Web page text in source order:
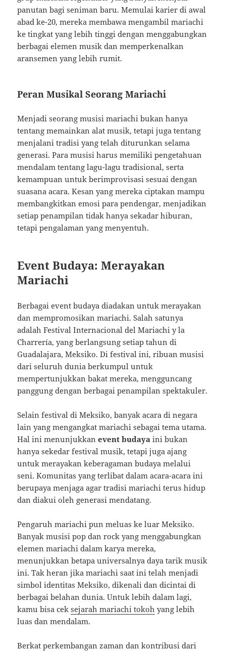
panutan bagi seniman baru. Memulai karier di awal
abad ke-20, mereka membawa mengambil mariachi
ke tingkat yang lebih tinggi dengan menggabungkan
berbagai elemen musik dan memperkenalkan
aransemen yang lebih rumit.
Peran Musikal Seorang Mariachi
Menjadi seorang musisi mariachi bukan hanya
tentang memainkan alat musik, tetapi juga tentang
menjalani tradisi yang telah diturunkan selama
generasi. Para musisi harus memiliki pengetahuan
mendalam tentang lagu-lagu tradisional, serta
kemampuan untuk berimprovisasi sesuai dengan
suasana acara. Kesan yang mereka ciptakan mampu
membangkitkan emosi para pendengar, menjadikan
setiap penampilan tidak hanya sekadar hiburan,
tetapi pengalaman yang menyentuh.
Event Budaya: Merayakan
Mariachi
Berbagai event budaya diadakan untuk merayakan
dan mempromosikan mariachi. Salah satunya
adalah Festival Internacional del Mariachi y la
Charrería, yang berlangsung setiap tahun di
Guadalajara, Meksiko. Di festival ini, ribuan musisi
dari seluruh dunia berkumpul untuk
mempertunjukkan bakat mereka, mengguncang
panggung dengan berbagai penampilan spektakuler.
Selain festival di Meksiko, banyak acara di negara
lain yang mengangkat mariachi sebagai tema utama.
Hal ini menunjukkanevent budaya ini bukan
hanya sekedar festival musik, tetapi juga ajang
untuk merayakan keberagaman budaya melalui
seni. Komunitas yang terlibat dalam acara-acara ini
berupaya menjaga agar tradisi mariachi terus hidup
dan diakui oleh generasi mendatang.
Pengaruh mariachi pun meluas ke luar Meksiko.
Banyak musisi pop dan rock yang menggabungkan
elemen mariachi dalam karya mereka,
menunjukkan betapa universalnya daya tarik musik
ini. Tak heran jika mariachi saat ini telah menjadi
simbol identitas Meksiko, dikenali dan dicintai di
berbagai belahan dunia. Untuk lebih dalam lagi,
kamu bisa ceksejarah mariachi tokoh yang lebih
luas dan mendalam.
Berkat perkembangan zaman dan kontribusi dari